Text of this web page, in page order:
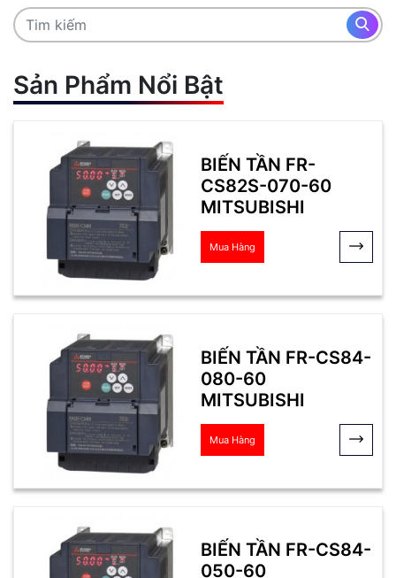
Sản Phẩm Nổi Bật
BIẾN TẦN FR-
CS82S-070-60
MITSUBISHI
Mua Hàng
BIẾN TẦN FR-CS84-
080-60
MITSUBISHI
Mua Hàng
BIẾN TẦN FR-CS84-
050-60